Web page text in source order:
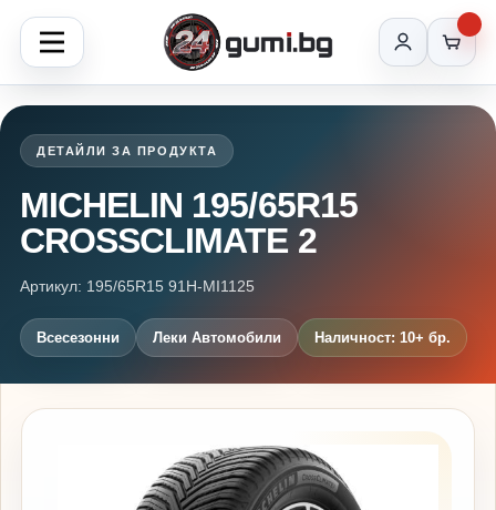
ДЕТАЙЛИ ЗА ПРОДУКТА
MICHELIN 195/65R15
CROSSCLIMATE 2
Артикул: 195/65R15 91H-MI1125
Всесезонни Леки Автомобили Наличност: 10+ бр.